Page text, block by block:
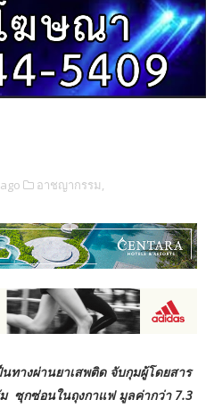
อาชญากรรม,
ทางผ่านยาเสพติด จับกุมผู้โดยสาร
ซุกซ่อนในถุงกาแฟ มูลค่ากว่า 7.3